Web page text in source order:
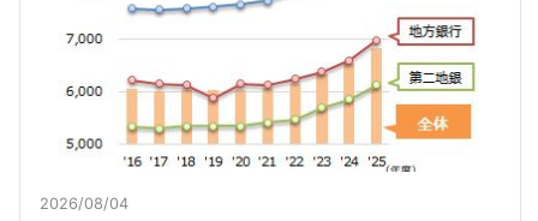
2026/08/04